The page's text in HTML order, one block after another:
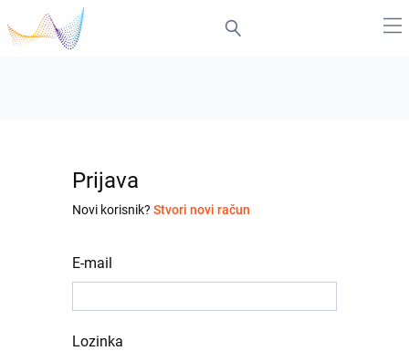
Prijava
Novi korisnik? Stvori novi račun
E-mail
Lozinka